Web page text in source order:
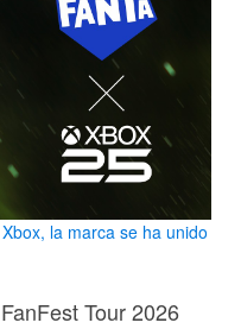
la marca se ha unido
Tour 2026